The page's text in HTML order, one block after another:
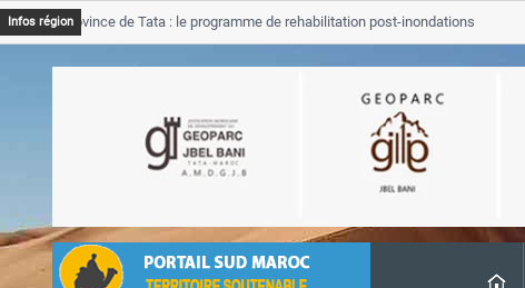
Infos région
Province de Tata : le programme de rehabilitation post-inondations